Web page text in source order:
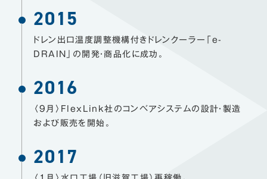
2015
ドレン出口温度調整機構付きドレンクーラー「e-
DRAIN」の開発・商品化に成功。
2016
〈9月〉FlexLink社のコンベアシステムの設計・製造
および販売を開始。
2017